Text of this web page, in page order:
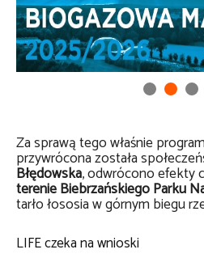
Za sprawą tego właśnie
przywrócona została
Błędowska, odwrócono efekty
terenie Biebrzańskiego Parku
tarło łososia w górnym biegu
LIFE czeka na wnioski